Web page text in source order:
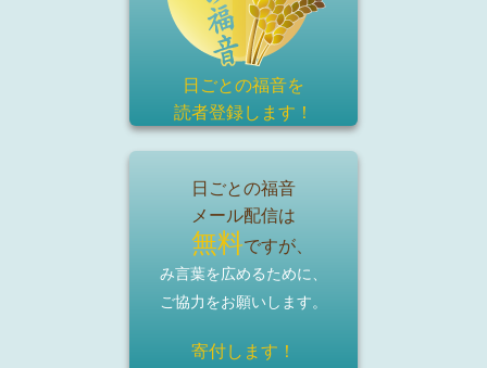
日ごとの福音を
読者登録します！
日ごとの福音
メール配信は
無料ですが、
み言葉を広めるために、
ご協力をお願いします。
寄付します！